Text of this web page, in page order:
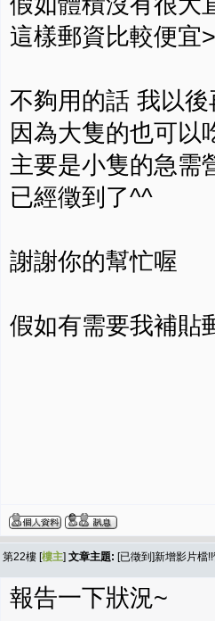
這樣郵資比較便宜
不夠用的話 我以
因為大隻的也可以
主要是小隻的急需
已經徵到了^^
謝謝你的幫忙喔
假如有需要我補貼
第22樓 [樓主] 文章主題: [已徵到]新增影片檔
報告一下狀況~